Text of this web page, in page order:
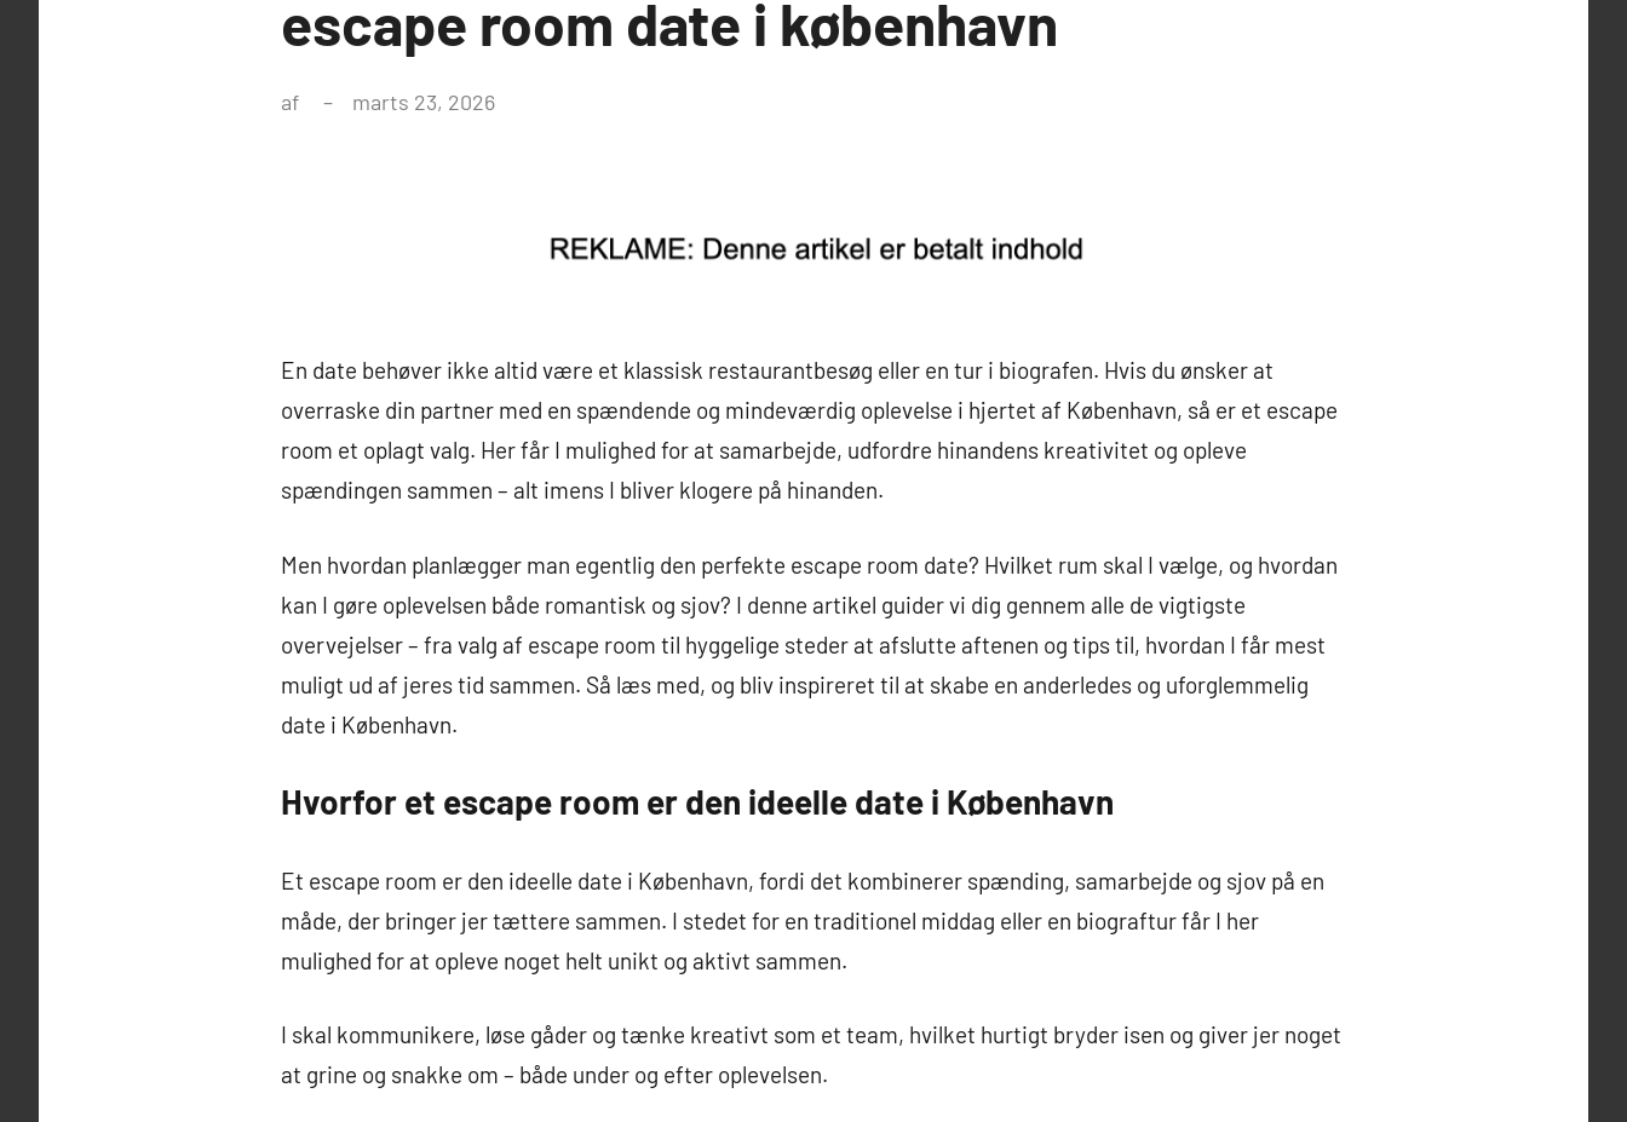
escape room date i københavn
af marts 23, 2026
En date behøver ikke altid være et klassisk restaurantbesøg eller en tur i biografen. Hvis du ønsker at
overraske din partner med en spændende og mindeværdig oplevelse i hjertet af København, så er et escape
room et oplagt valg. Her får I mulighed for at samarbejde, udfordre hinandens kreativitet og opleve
spændingen sammen – alt imens I bliver klogere på hinanden.
Men hvordan planlægger man egentlig den perfekte escape room date? Hvilket rum skal I vælge, og hvordan
kan I gøre oplevelsen både romantisk og sjov? I denne artikel guider vi dig gennem alle de vigtigste
overvejelser – fra valg af escape room til hyggelige steder at afslutte aftenen og tips til, hvordan I får mest
muligt ud af jeres tid sammen. Så læs med, og bliv inspireret til at skabe en anderledes og uforglemmelig
date i København.
Hvorfor et escape room er den ideelle date i København
Et escape room er den ideelle date i København, fordi det kombinerer spænding, samarbejde og sjov på en
måde, der bringer jer tættere sammen. I stedet for en traditionel middag eller en biograftur får I her
mulighed for at opleve noget helt unikt og aktivt sammen.
I skal kommunikere, løse gåder og tænke kreativt som et team, hvilket hurtigt bryder isen og giver jer noget
at grine og snakke om – både under og efter oplevelsen.